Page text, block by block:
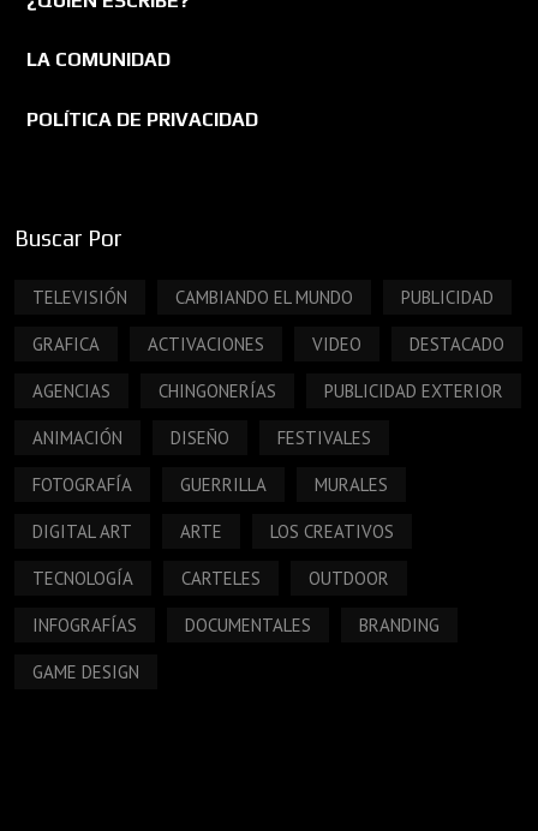
LA COMUNIDAD
POLÍTICA DE PRIVACIDAD
Buscar Por
TELEVISIÓN CAMBIANDO EL MUNDO PUBLICIDAD
GRAFICA ACTIVACIONES VIDEO DESTACADO
AGENCIAS CHINGONERÍAS PUBLICIDAD EXTERIOR
ANIMACIÓN DISEÑO FESTIVALES
FOTOGRAFÍA GUERRILLA MURALES
DIGITAL ART ARTE LOS CREATIVOS
TECNOLOGÍA CARTELES OUTDOOR
INFOGRAFÍAS DOCUMENTALES BRANDING
GAME DESIGN